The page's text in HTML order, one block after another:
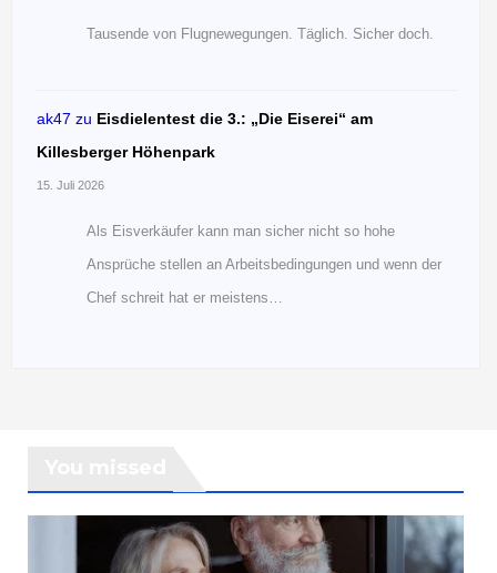
Tausende von Flugnewegungen. Täglich. Sicher doch.
ak47 zu Eisdielentest die 3.: „Die Eiserei“ am
Killesberger Höhenpark
15. Juli 2026
Als Eisverkäufer kann man sicher nicht so hohe
Ansprüche stellen an Arbeitsbedingungen und wenn der
Chef schreit hat er meistens…